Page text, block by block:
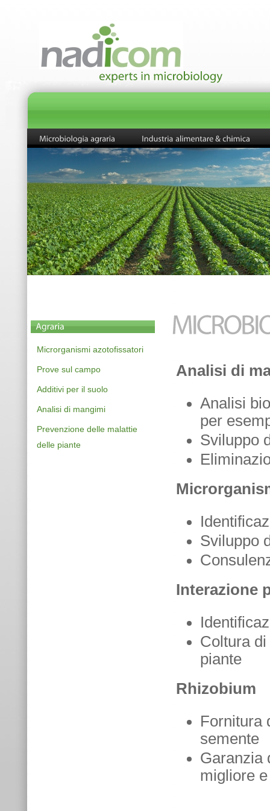
Microrganismi azotofissatori
Prove sul campo
Additivi per il suolo
Analisi di mangimi
Prevenzione delle malattie
delle piante
Analisi di
Analisi
per
Sviluppo
Sviluppo
Interazione
Coltura
piante
Rhizobium
Fornitura
semente
Garanzia
migliore